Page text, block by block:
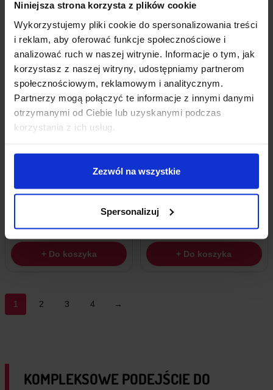
Niniejsza strona korzysta z plików cookie
Wykorzystujemy pliki cookie do spersonalizowania treści
i reklam, aby oferować funkcje społecznościowe i
analizować ruch w naszej witrynie. Informacje o tym, jak
korzystasz z naszej witryny, udostępniamy partnerom
społecznościowym, reklamowym i analitycznym.
Partnerzy mogą połączyć te informacje z innymi danymi
otrzymanymi od Ciebie lub uzyskanymi podczas
korzystania z ich usług.
Zezwól na wszystkie
Spersonalizuj
+ Do koszyka + Do koszyka
Inteligentny Włącznik Dopuszkowy
Sterowany WiFi Dwukanałowy TUYA
Wysyłkaz Polski w 24h
+ Do koszyka
Bramka ZigBee SONOFF Dongle Max
Wysyłkaz Polski w 24h
+ Do koszyka
1 2 3 4 →
KOMPLEKSOWE PODEJŚCIE DO